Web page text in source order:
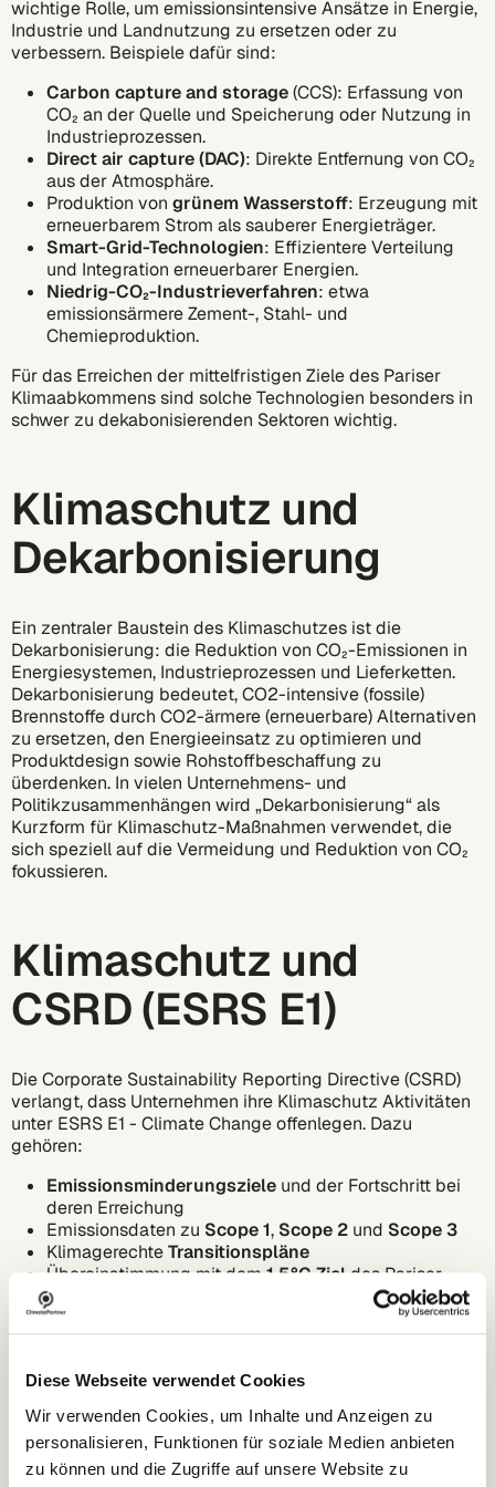
Diese Webseite verwendet Cookies
Wir verwenden Cookies, um Inhalte und Anzeigen zu
personalisieren, Funktionen für soziale Medien anbieten
zu können und die Zugriffe auf unsere Website zu
wichtige Rolle, um emissionsintensive Ansätze in Energie,
Industrie und Landnutzung zu ersetzen oder zu
verbessern. Beispiele dafür sind:
Carbon capture and storage(CCS): Erfassung von
CO₂ an der Quelle und Speicherung oder Nutzung in
Industrieprozessen.
Direct air capture (DAC): Direkte Entfernung von CO₂
aus der Atmosphäre.
Produktion von grünem Wasserstoff: Erzeugung mit
erneuerbarem Strom als sauberer Energieträger.
Smart-Grid-Technologien: Effizientere Verteilung
und Integration erneuerbarer Energien.
Niedrig-CO₂-Industrieverfahren: etwa
emissionsärmere Zement-, Stahl- und
Chemieproduktion.
Für das Erreichen der mittelfristigen Ziele des Pariser
Klimaabkommens sind solche Technologien besonders in
schwer zu dekabonisierenden Sektoren wichtig.
Klimaschutz und
Dekarbonisierung
Ein zentraler Baustein des Klimaschutzes ist die
Dekarbonisierung: die Reduktion von CO₂-Emissionen in
Energiesystemen, Industrieprozessen und Lieferketten.
Dekarbonisierung bedeutet, CO2-intensive (fossile)
Brennstoffe durch CO2-ärmere (erneuerbare) Alternativen
zu ersetzen, den Energieeinsatz zu optimieren und
Produktdesign sowie Rohstoffbeschaffung zu
überdenken. In vielen Unternehmens- und
Politikzusammenhängen wird „Dekarbonisierung“ als
Kurzform für Klimaschutz-Maßnahmen verwendet, die
sich speziell auf die Vermeidung und Reduktion von CO₂
fokussieren.
Klimaschutz und
CSRD (ESRS E1)
Die Corporate Sustainability Reporting Directive (CSRD)
verlangt, dass Unternehmen ihre Klimaschutz Aktivitäten
unter ESRS E1 - Climate Change offenlegen. Dazu
gehören:
Emissionsminderungsziele und der Fortschritt bei
deren Erreichung
Emissionsdaten zu Scope 1, Scope 2 und Scope 3
KlimagerechteTransitionspläne
Übereinstimmung mit dem1,5°C Zieldes Pariser
Klimaabkommens
Für Unternehmen im Geltungsbereich der CSRD ist
Strategien - häufig über Dekarbonisierungsprogramme -